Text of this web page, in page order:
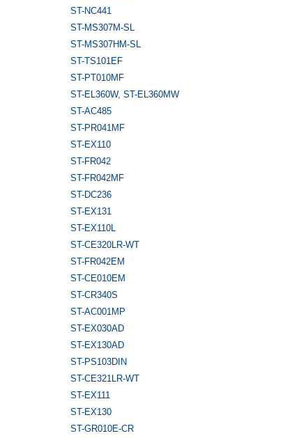
ST-NC441
ST-MS307M-SL
ST-MS307HM-SL
ST-TS101EF
ST-PT010MF
ST-EL360W, ST-EL360MW
ST-AC485
ST-PR041MF
ST-EX110
ST-FR042
ST-FR042MF
ST-DC236
ST-EX131
ST-EX110L
ST-CE320LR-WT
ST-FR042EM
ST-CE010EM
ST-CR340S
ST-AC001MP
ST-EX030AD
ST-EX130AD
ST-PS103DIN
ST-CE321LR-WT
ST-EX111
ST-EX130
ST-GR010E-CR